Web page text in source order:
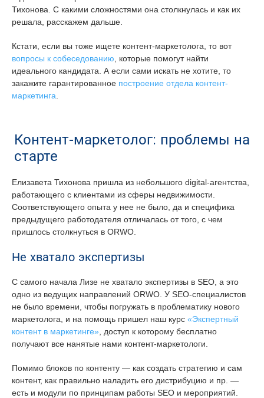
Тихонова. С какими сложностями она столкнулась и как их
решала, расскажем дальше.
Кстати, если вы тоже ищете контент-маркетолога, то вот
вопросы к собеседованию , которые помогут найти
идеального кандидата. А если сами искать не хотите, то
закажите гарантированное построение отдела контент-
маркетинга
Контент-маркетолог: проблемы на
старте
Елизавета Тихонова пришла из небольшого digital-агентства,
работающего с клиентами из сферы недвижимости.
Соответствующего опыта у нее не было, да и специфика
предыдущего работодателя отличалась от того, с чем
пришлось столкнуться в ORWO.
Не хватало экспертизы
С самого начала Лизе не хватало экспертизы в SEO, а это
одно из ведущих направлений ORWO. У SEO-специалистов
не было времени, чтобы погружать в проблематику нового
маркетолога, и на помощь пришел наш курс «Экспертный
контент в маркетинге» , доступ к которому бесплатно
получают все нанятые нами контент-маркетологи.
Помимо блоков по контенту — как создать стратегию и сам
контент, как правильно наладить его дистрибуцию и пр. —
есть и модули по принципам работы SEO и мероприятий.